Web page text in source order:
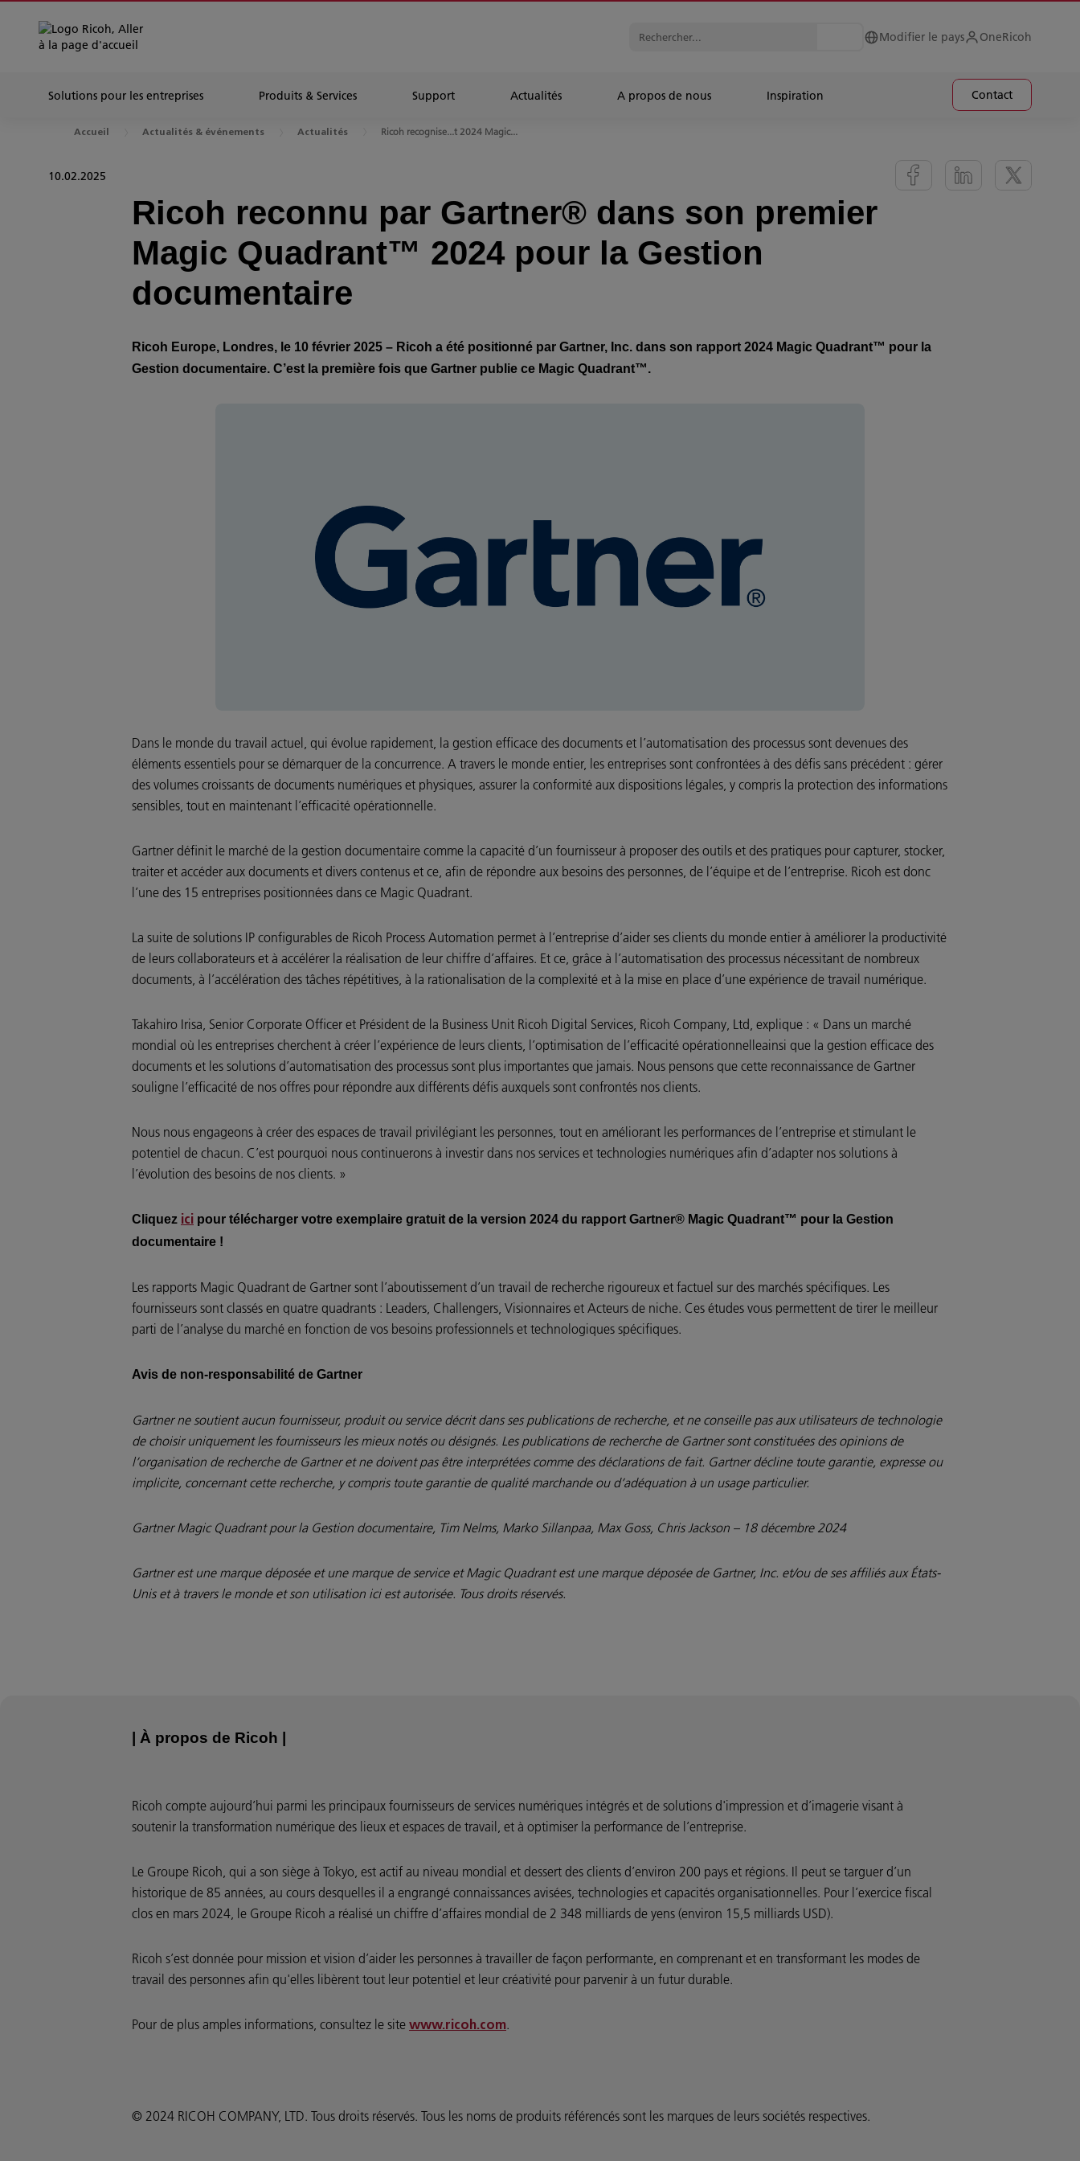
Modifier le pays OneRicoh
Solutions pour les entreprises Produits & Services Support Actualités A propos de nous Inspiration Contact
Accueil Actualités & événements Actualités Ricoh recognise...t 2024 Magic...
10.02.2025
Ricoh reconnu par Gartner® dans son premier
Magic Quadrant™ 2024 pour la Gestion
documentaire
Ricoh Europe, Londres, le 10 février 2025 – Ricoh a été positionné par Gartner, Inc. dans son rapport 2024 Magic Quadrant™ pour la
Gestion documentaire. C’est la première fois que Gartner publie ce Magic Quadrant™.
Dans le monde du travail actuel, qui évolue rapidement, la gestion efficace des documents et l’automatisation des processus sont devenues des
éléments essentiels pour se démarquer de la concurrence. A travers le monde entier, les entreprises sont confrontées à des défis sans précédent : gérer
des volumes croissants de documents numériques et physiques, assurer la conformité aux dispositions légales, y compris la protection des informations
sensibles, tout en maintenant l’efficacité opérationnelle.
Gartner définit le marché de la gestion documentaire comme la capacité d’un fournisseur à proposer des outils et des pratiques pour capturer, stocker,
traiter et accéder aux documents et divers contenus et ce, afin de répondre aux besoins des personnes, de l’équipe et de l’entreprise. Ricoh est donc
l’une des 15 entreprises positionnées dans ce Magic Quadrant.
La suite de solutions IP configurables de Ricoh Process Automation permet à l’entreprise d’aider ses clients du monde entier à améliorer la productivité
de leurs collaborateurs et à accélérer la réalisation de leur chiffre d’affaires. Et ce, grâce à l’automatisation des processus nécessitant de nombreux
documents, à l’accélération des tâches répétitives, à la rationalisation de la complexité et à la mise en place d’une expérience de travail numérique.
Takahiro Irisa, Senior Corporate Officer et Président de la Business Unit Ricoh Digital Services, Ricoh Company, Ltd, explique : « Dans un marché
mondial où les entreprises cherchent à créer l’expérience de leurs clients, l’optimisation de l’efficacité opérationnelleainsi que la gestion efficace des
documents et les solutions d’automatisation des processus sont plus importantes que jamais. Nous pensons que cette reconnaissance de Gartner
souligne l’efficacité de nos offres pour répondre aux différents défis auxquels sont confrontés nos clients.
Nous nous engageons à créer des espaces de travail privilégiant les personnes, tout en améliorant les performances de l’entreprise et stimulant le
potentiel de chacun. C’est pourquoi nous continuerons à investir dans nos services et technologies numériques afin d’adapter nos solutions à
l’évolution des besoins de nos clients. »
Cliquez ici pour télécharger votre exemplaire gratuit de la version 2024 du rapport Gartner® Magic Quadrant™ pour la Gestion
documentaire !
Les rapports Magic Quadrant de Gartner sont l’aboutissement d’un travail de recherche rigoureux et factuel sur des marchés spécifiques. Les
fournisseurs sont classés en quatre quadrants : Leaders, Challengers, Visionnaires et Acteurs de niche. Ces études vous permettent de tirer le meilleur
parti de l’analyse du marché en fonction de vos besoins professionnels et technologiques spécifiques.
Avis de non-responsabilité de Gartner
Gartner ne soutient aucun fournisseur, produit ou service décrit dans ses publications de recherche, et ne conseille pas aux utilisateurs de technologie
de choisir uniquement les fournisseurs les mieux notés ou désignés. Les publications de recherche de Gartner sont constituées des opinions de
l’organisation de recherche de Gartner et ne doivent pas être interprétées comme des déclarations de fait. Gartner décline toute garantie, expresse ou
implicite, concernant cette recherche, y compris toute garantie de qualité marchande ou d’adéquation à un usage particulier.
Gartner Magic Quadrant pour la Gestion documentaire, Tim Nelms, Marko Sillanpaa, Max Goss, Chris Jackson – 18 décembre 2024
Gartner est une marque déposée et une marque de service et Magic Quadrant est une marque déposée de Gartner, Inc. et/ou de ses affiliés aux États-
Unis et à travers le monde et son utilisation ici est autorisée. Tous droits réservés.
| À propos de Ricoh |
Ricoh compte aujourd’hui parmi les principaux fournisseurs de services numériques intégrés et de solutions d'impression et d’imagerie visant à
soutenir la transformation numérique des lieux et espaces de travail, et à optimiser la performance de l’entreprise.
Le Groupe Ricoh, qui a son siège à Tokyo, est actif au niveau mondial et dessert des clients d’environ 200 pays et régions. Il peut se targuer d’un
historique de 85 années, au cours desquelles il a engrangé connaissances avisées, technologies et capacités organisationnelles. Pour l’exercice fiscal
clos en mars 2024, le Groupe Ricoh a réalisé un chiffre d’affaires mondial de 2 348 milliards de yens (environ 15,5 milliards USD).
Ricoh s’est donnée pour mission et vision d’aider les personnes à travailler de façon performante, en comprenant et en transformant les modes de
travail des personnes afin qu'elles libèrent tout leur potentiel et leur créativité pour parvenir à un futur durable.
Pour de plus amples informations, consultez le site www.ricoh.com.
© 2024 RICOH COMPANY, LTD. Tous droits réservés. Tous les noms de produits référencés sont les marques de leurs sociétés respectives.